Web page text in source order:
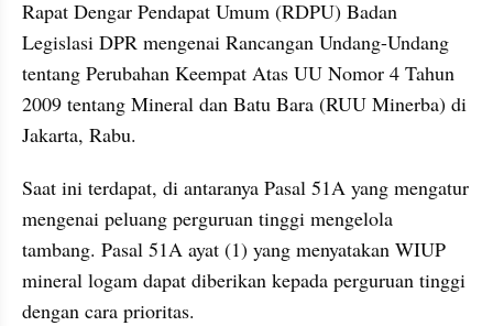
Rapat Dengar Pendapat Umum (RDPU) Badan
Legislasi DPR mengenai Rancangan Undang-Undang
tentang Perubahan Keempat Atas UU Nomor 4 Tahun
2009 tentang Mineral dan Batu Bara (RUU Minerba) di
Jakarta, Rabu.
Saat ini terdapat, di antaranya Pasal 51A yang mengatur
mengenai peluang perguruan tinggi mengelola
tambang. Pasal 51A ayat (1) yang menyatakan WIUP
mineral logam dapat diberikan kepada perguruan tinggi
dengan cara prioritas.